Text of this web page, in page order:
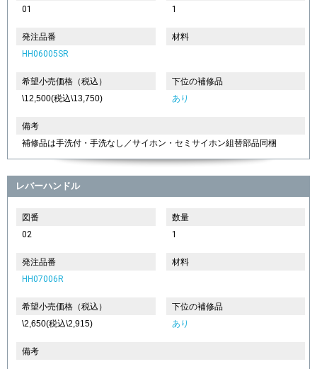
01
1
発注品番
HH06005SR
材料
希望小売価格（税込）
\12,500(税込\13,750)
下位の補修品
あり
備考
補修品は手洗付・手洗なし／サイホン・セミサイホン組替部品同梱
レバーハンドル
図番
02
数量
1
発注品番
HH07006R
材料
希望小売価格（税込）
\2,650(税込\2,915)
下位の補修品
あり
備考